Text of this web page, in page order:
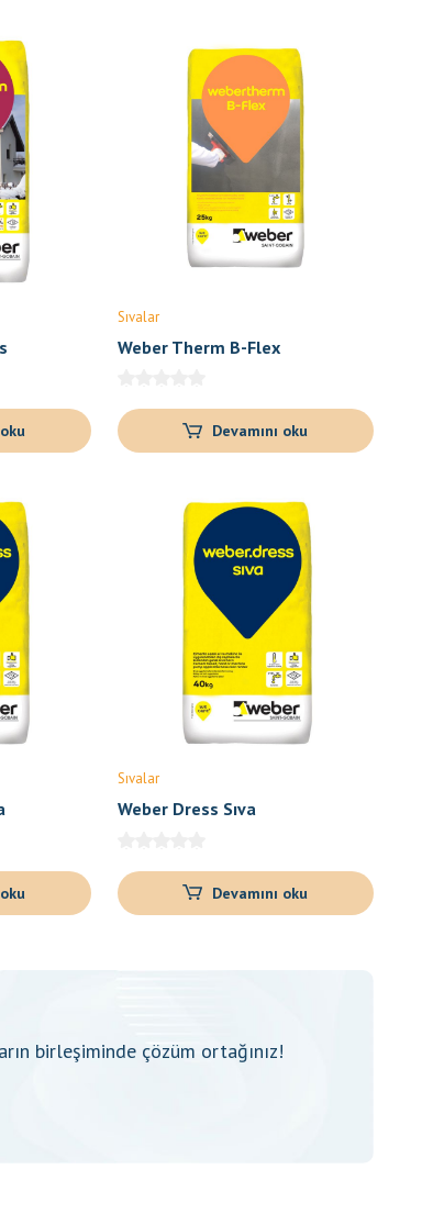
Sıvalar
Weber Therm B-Flex
Devamını oku
Sıvalar
Weber Dress Sıva
Devamını oku
birleşiminde çözüm ortağınız!